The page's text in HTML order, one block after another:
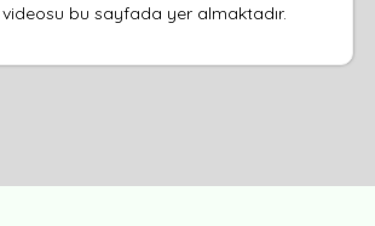
videosu bu sayfada yer almaktadır.